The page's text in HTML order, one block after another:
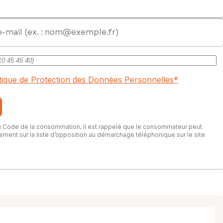
de Protection des Données Personnelles*
Code de la consommation, il est rappelé que le consommateur peut
sur la liste d’opposition au démarchage téléphonique sur le site